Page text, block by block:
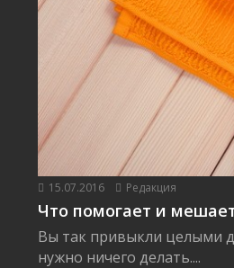
15.07.2016 Редакция
Что помогает и
Вы так привыкли целыми
нужно ничего делать....